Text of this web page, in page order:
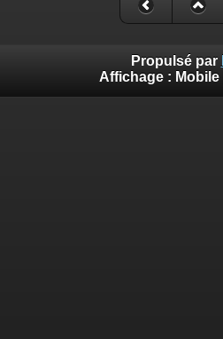
Propulsé par
Affichage : Mobile